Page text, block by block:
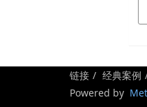
链接 经典案例
Powered by